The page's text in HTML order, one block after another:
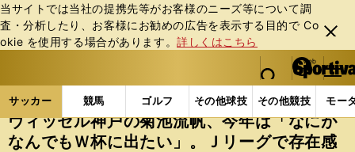
当サイトでは当社の提携先等がお客様のニーズ等について調
査・分析したり、お客様にお勧めの広告を表⽰する⽬的で Co
okie を使⽤する場合があります。詳しくはこちら
閉じ
る
web Sportiva (webスポルティーバ)
検索
マイペ
ー
ジ
メニュ
サッカー 競馬 ゴルフ その他球技 その他競技 モー
ス
ポ
ル
サッカーの記事一覧 Jリーグ他 Jリーグ ヴィッ
ヴィッセル神戸の菊池流帆、今年は「なにが
なんでもＷ杯に出たい」。Ｊリーグで存在感